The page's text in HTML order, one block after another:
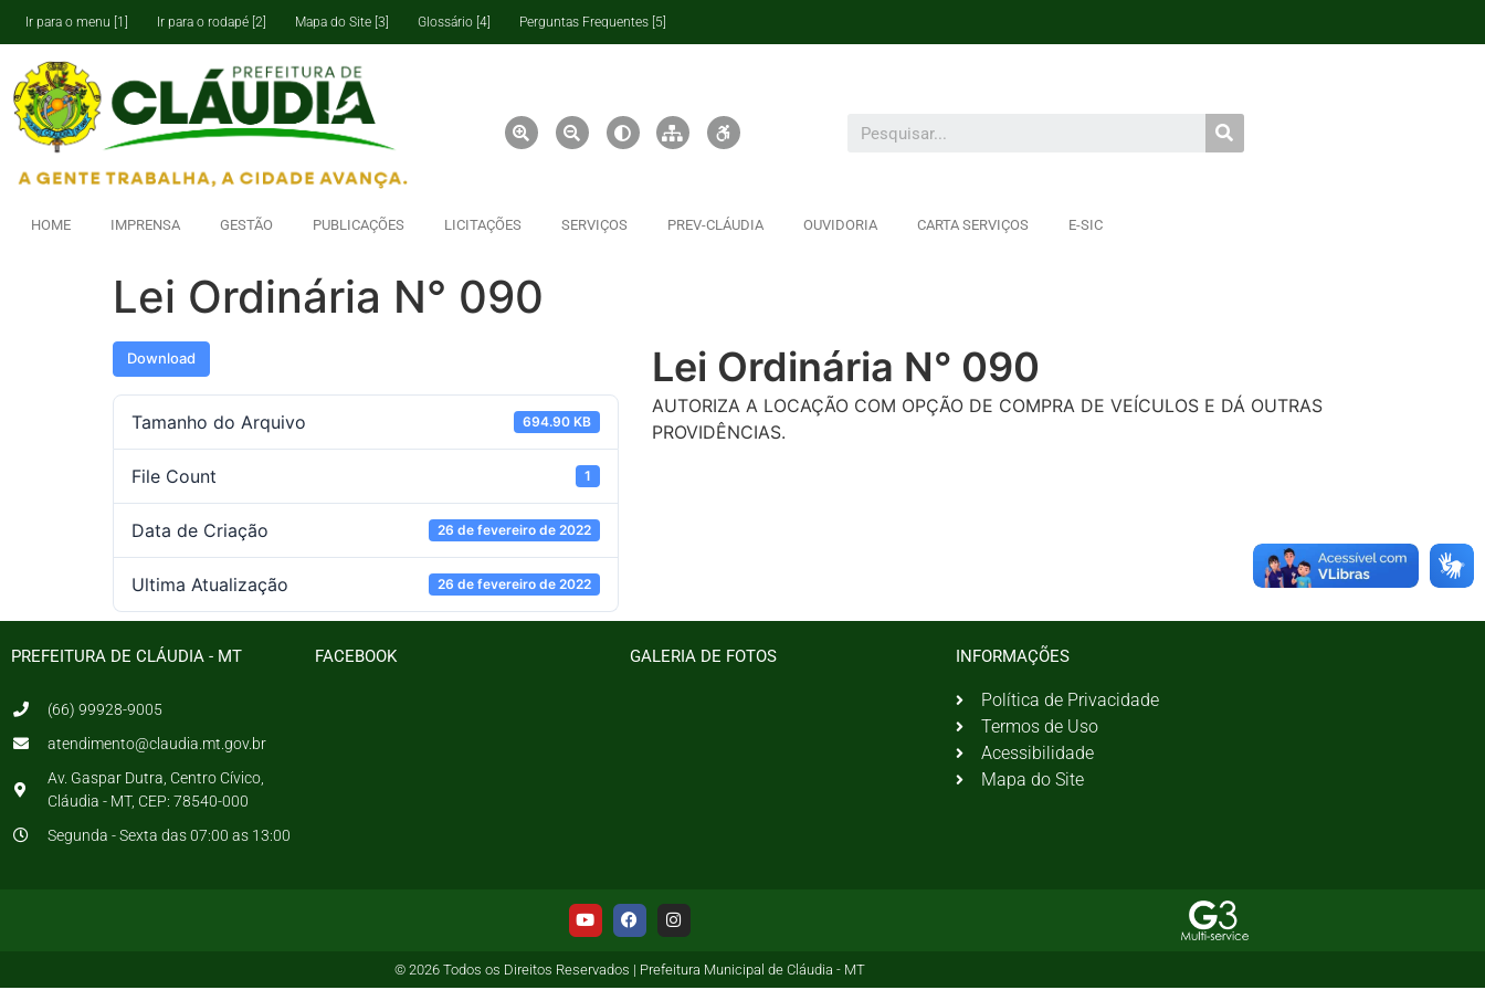
Ir para o menu [1] Ir para o rodapé [2] Mapa do Site [3] Glossário [4] Perguntas Frequentes [5]
HOME IMPRENSA GESTÃO PUBLICAÇÕES LICITAÇÕES SERVIÇOS PREV-CLÁUDIA OUVIDORIA CARTA SERVIÇOS E-SIC
Lei Ordinária N° 090
Download
Tamanho do Arquivo 694.90 KB
File Count 1
Data de Criação 26 de fevereiro de 2022
Ultima Atualização 26 de fevereiro de 2022
Lei Ordinária N° 090
AUTORIZA A LOCAÇÃO COM OPÇÃO DE COMPRA DE VEÍCULOS E DÁ OUTRAS
PROVIDÊNCIAS.
PREFEITURA DE CLÁUDIA - MT
(66) 99928-9005
atendimento@claudia.mt.gov.br
Av. Gaspar Dutra, Centro Cívico,
Cláudia - MT, CEP: 78540-000
Segunda - Sexta das 07:00 as 13:00
FACEBOOK GALERIA DE FOTOS INFORMAÇÕES
Política de Privacidade
Termos de Uso
Acessibilidade
Mapa do Site
© 2026 Todos os Direitos Reservados | Prefeitura Municipal de Cláudia - MT